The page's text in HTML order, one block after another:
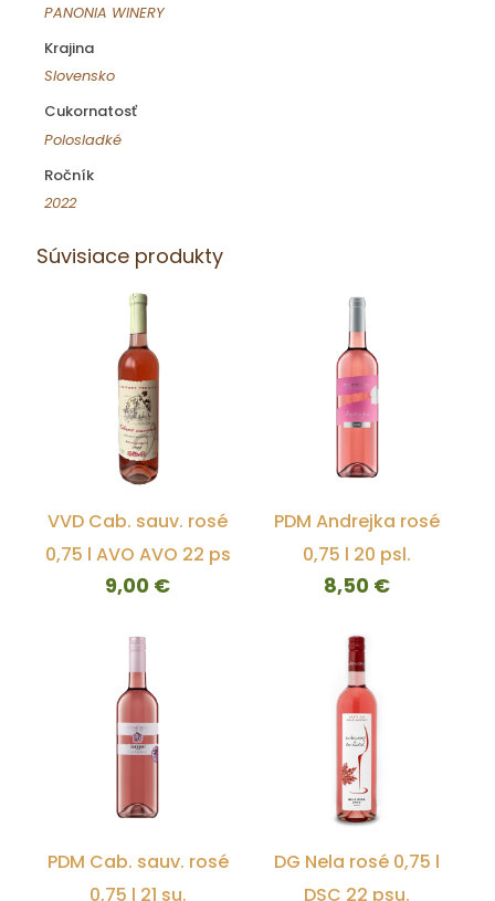
PANONIA WINERY
Krajina
Slovensko
Cukornatosť
Polosladké
Ročník
2022
Súvisiace produkty
VVD Cab. sauv. rosé
0,75 l AVO AVO 22 ps
9,00 €
PDM Andrejka rosé
0,75 l 20 psl.
8,50 €
PDM Cab. sauv. rosé
0,75 l 21 su.
DG Nela rosé 0,75 l
DSC 22 psu.